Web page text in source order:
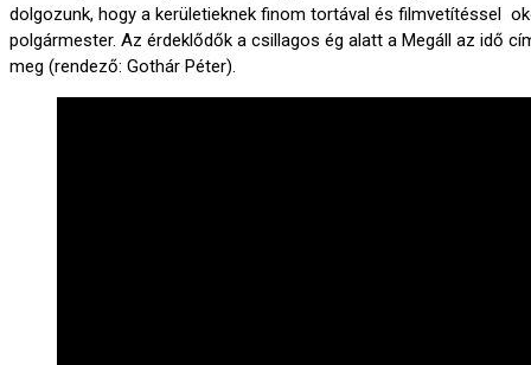
dolgozunk, hogy a kerületieknek finom tortával és filmvetítéssel
polgármester. Az érdeklődők a csillagos ég alatt a Megáll az idő
meg (rendező: Gothár Péter).